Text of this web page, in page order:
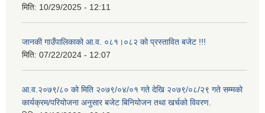
मिति: 10/29/2025 - 12:11
जानकी गाउँपालिकाको आ.व. ०८१।०८२ को प्रस्तावित बजेट !!!
मिति: 07/22/2024 - 12:07
आ.व.२०७९/८० को मिति २०७९/०४/०१ गते देखि २०७९/०८/२९ गते सम्मको
कार्यक्रम/परियोजना अनुसार बजेट बिनियोजन तथा खर्चको विवरण.